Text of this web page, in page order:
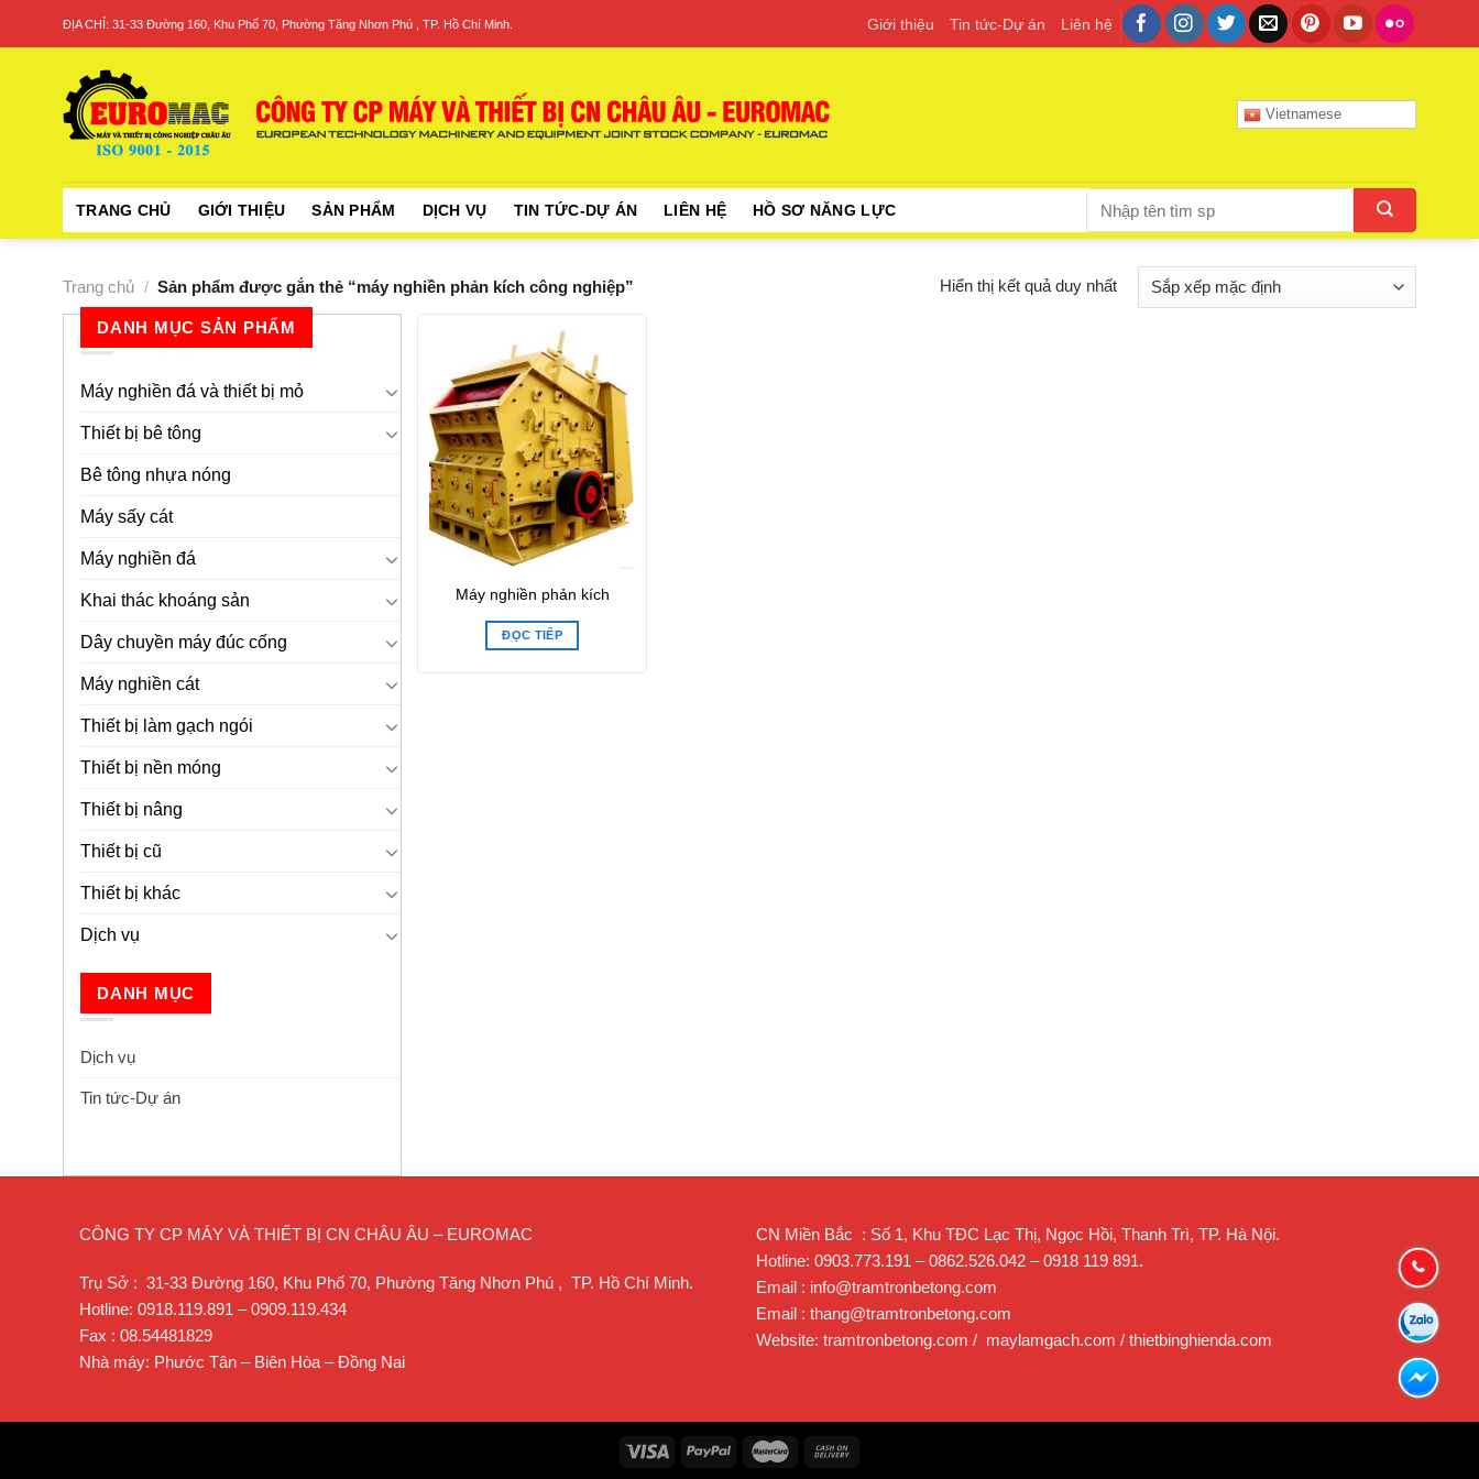
ĐỊA CHỈ: 31-33 Đường 160, Khu Phố 70, Phường Tăng Nhơn Phú , TP. Hồ Chí Minh. Giới thiệu Tin tức-Dự án Liên hệ
Vietnamese
TRANG CHỦ GIỚI THIỆU SẢN PHẨM DỊCH VỤ TIN TỨC-DỰ ÁN LIÊN HỆ HỒ SƠ NĂNG LỰC
kiếm:
Trang chủ / Sản phẩm được gắn thẻ “máy nghiền phản kích công nghiệp” Hiển thị kết quả duy nhất
DANH MỤC SẢN PHẨM
Máy nghiền đá và thiết bị mỏ
Thiết bị bê tông
Bê tông nhựa nóng
Máy sấy cát
Máy nghiền đá
Khai thác khoáng sản
Dây chuyền máy đúc cống
Máy nghiền cát
Thiết bị làm gạch ngói
Thiết bị nền móng
Thiết bị nâng
Thiết bị cũ
Thiết bị khác
Dịch vụ
DANH MỤC
Dịch vụ
Tin tức-Dự án
Máy nghiền phản kích
ĐỌC TIẾP
CÔNG TY CP MÁY VÀ THIẾT BỊ CN CHÂU ÂU – EUROMAC
Trụ Sở : 31-33 Đường 160, Khu Phố 70, Phường Tăng Nhơn Phú , TP. Hồ Chí Minh.
Hotline: 0918.119.891 – 0909.119.434
Fax : 08.54481829
Nhà máy: Phước Tân – Biên Hòa – Đồng Nai
CN Miền Bắc : Số 1, Khu TĐC Lạc Thị, Ngọc Hồi, Thanh Trì, TP. Hà Nội.
Hotline: 0903.773.191 – 0862.526.042 – 0918 119 891.
Email : info@tramtronbetong.com
Email : thang@tramtronbetong.com
Website: tramtronbetong.com / maylamgach.com / thietbinghienda.com